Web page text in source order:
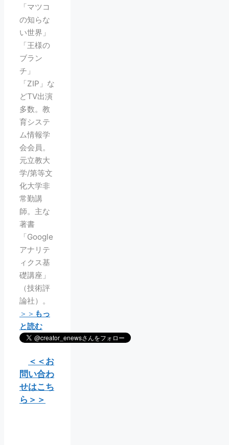
「マツコ
の知らな
い世界」
「王様の
ブラン
チ」
「ZIP」な
どTV出演
多数。教
育システ
ム情報学
会会員。
元立教大
学/第等文
化大学非
常勤講
師。主な
著書
「Google
アナリテ
ィクス基
礎講座」
（技術評
論社）。
＞＞ もっ
と読む
＜＜お
問い合わ
せはこち
ら＞＞